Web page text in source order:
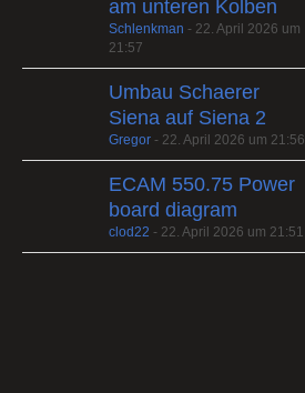
am unteren Kolben
Schlenkman - 22. April 2026 um
21:57
Umbau Schaerer
Siena auf Siena 2
Gregor - 22. April 2026 um 21:56
ECAM 550.75 Power
board diagram
clod22 - 22. April 2026 um 21:51